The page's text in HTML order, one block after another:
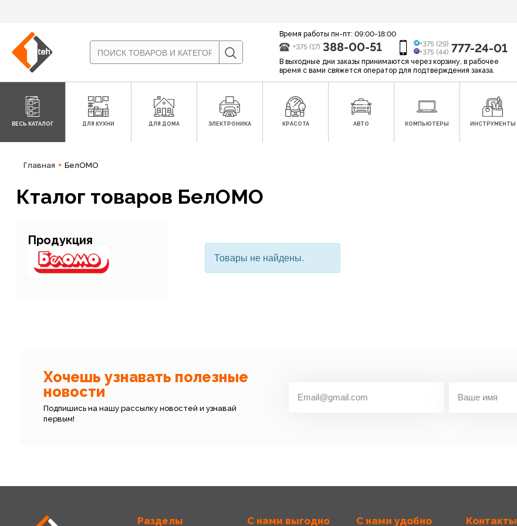
Время работы пн-пт: 09:00-18:00
+375 (17) 388-00-51
+375 (29)
+375 (44) 777-24-01
В выходные дни заказы принимаются через корзину, в рабочее
время с вами свяжется оператор для подтверждения заказа.
ВЕСЬ КАТАЛОГ ДЛЯ КУХНИ ДЛЯ ДОМА ЭЛЕКТРОНИКА КРАСОТА АВТО КОМПЬЮТЕРЫ ИНСТРУМЕНТЫ
Главная БелОМО
Кталог товаров БелОМО
Продукция
Товары не найдены.
Хочешь узнавать полезные
новости
Подпишись на нашу рассылку новостей и узнавай
первым!
Разделы С нами выгодно С нами удобно Контакты